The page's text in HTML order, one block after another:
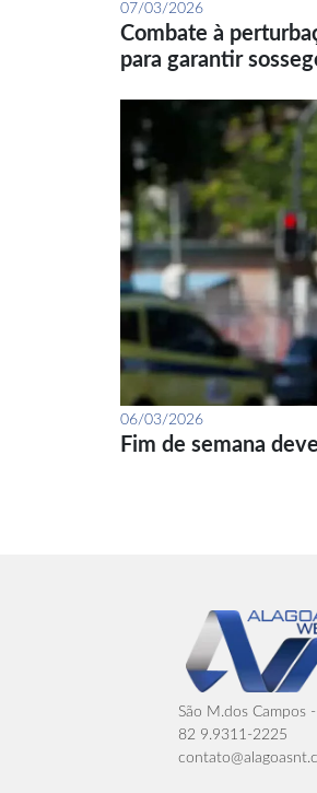
07/03/2026
Combate à
para garantir
06/03/2026
Fim de semana
São M.dos Campos
82 9.9311-2225